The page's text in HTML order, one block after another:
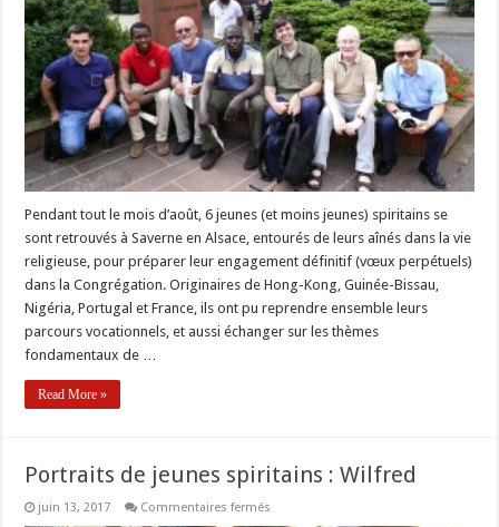
Pendant tout le mois d’août, 6 jeunes (et moins jeunes) spiritains se
sont retrouvés à Saverne en Alsace, entourés de leurs aînés dans la vie
religieuse, pour préparer leur engagement définitif (vœux perpétuels)
dans la Congrégation. Originaires de Hong-Kong, Guinée-Bissau,
Nigéria, Portugal et France, ils ont pu reprendre ensemble leurs
parcours vocationnels, et aussi échanger sur les thèmes
fondamentaux de …
Read More »
Portraits de jeunes spiritains : Wilfred
juin 13, 2017 Commentaires fermés